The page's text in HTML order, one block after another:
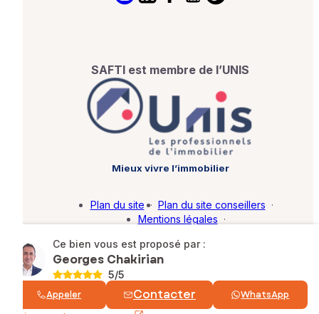
Ce bien vous est proposé par :
Georges Chakirian
5/5
Appeler Contacter WhatsApp
SAFTI est membre de l’UNIS
Mieux vivre l’immobilier
© SAFTI 2026. Tous droits réservés.
Plan du site · Plan du site conseillers ·
Mentions légales ·
Barème d'honoraires · Paramétrer mes cookies